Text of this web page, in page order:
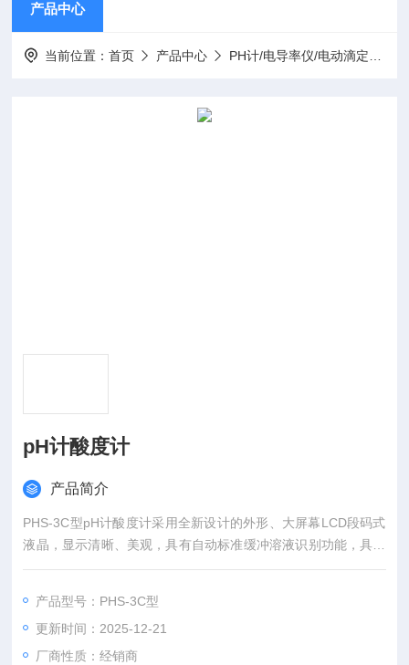
产品中心
当前位置：首页 产品中心 PH计/电导率仪/电动滴定仪
pH计酸度计
产品简介
PHS-3C型pH计酸度计采用全新设计的外形、大屏幕LCD段码式
液晶，显示清晰、美观，具有自动标准缓冲溶液识别功能，具有
识别4.00pH、6.86pH、9.18pH等三种标准缓冲溶液的能力，方
产品型号：PHS-3C型
更新时间：2025-12-21
厂商性质：经销商